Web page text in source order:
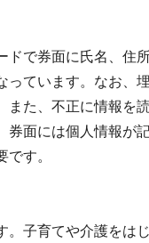
で券面に氏名、住
ています。なお、
た、不正に情報を
面には個人情報が
す。
子育てや介護をは